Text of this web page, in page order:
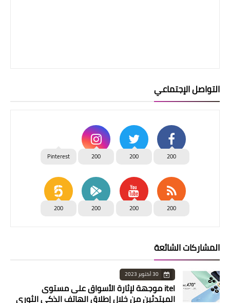
التواصل الإجتماعي
200
200
200
Pinterest
200
200
200
200
المشاركات الشائعة
30 أكتوبر 2023
itel موجهة لإثارة الأسواق على مستوى
المبتدئين من خلال إطلاق الهاتف الذكي الثوري